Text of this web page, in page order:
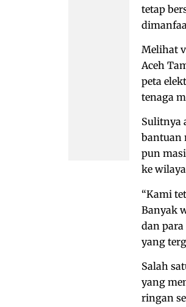
tetap
Melihat
Aceh
peta
tenaga
Sulitnya
bantuan
pun
ke
“Kami
Banyak
dan
yang
Salah
yang
ringan